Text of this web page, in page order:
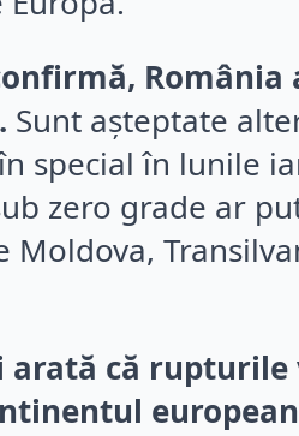
Sunt așteptate
special în lunile
zero grade ar
că